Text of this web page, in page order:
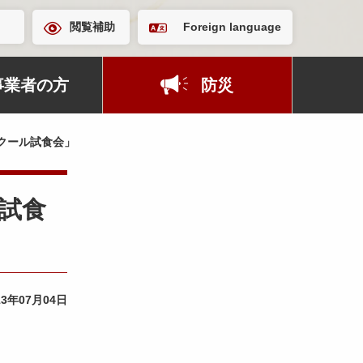
閲覧補助 Foreign language
業者の方 防災
ル試食会」
食
年07月04日